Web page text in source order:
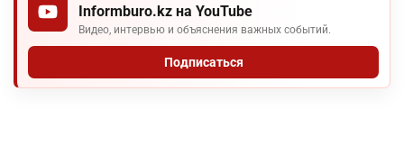
Informburo.kz на YouTube
Видео, интервью и объяснения важных событий.
Подписаться